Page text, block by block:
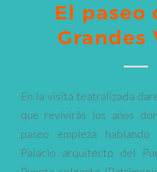
El paseo
Grandes
En la visita teatralizada
que revivirás los años
paseo empieza
Palacio arquitecto del